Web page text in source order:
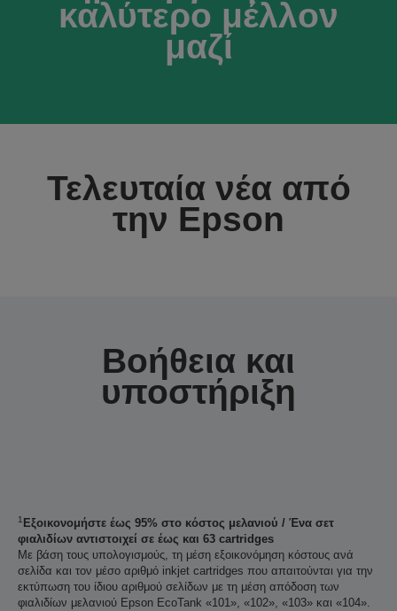
καλύτερο μέλλον
μαζί
Τελευταία νέα από
την Epson
Βοήθεια και
υποστήριξη
1 Εξοικονομήστε έως 95% στο κόστος μελανιού / Ένα σετ
φιαλιδίων αντιστοιχεί σε έως και 63 cartridges
Με βάση τους υπολογισμούς, τη μέση εξοικονόμηση κόστους ανά
σελίδα και τον μέσο αριθμό inkjet cartridges που απαιτούνται για την
εκτύπωση του ίδιου αριθμού σελίδων με τη μέση απόδοση των
φιαλιδίων μελανιού Epson EcoTank «101», «102», «103» και «104».